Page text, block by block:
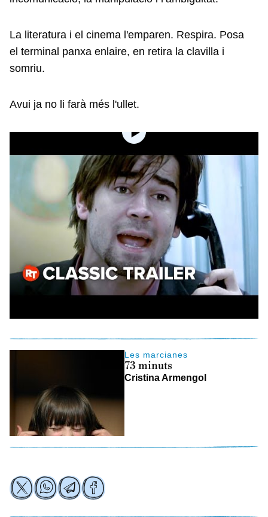
La literatura i el cinema l'emparen. Respira. Posa
el terminal panxa enlaire, en retira la clavilla i
somriu.
Avui ja no li farà més l'ullet.
Les marcianes
73 minuts
Cristina Armengol